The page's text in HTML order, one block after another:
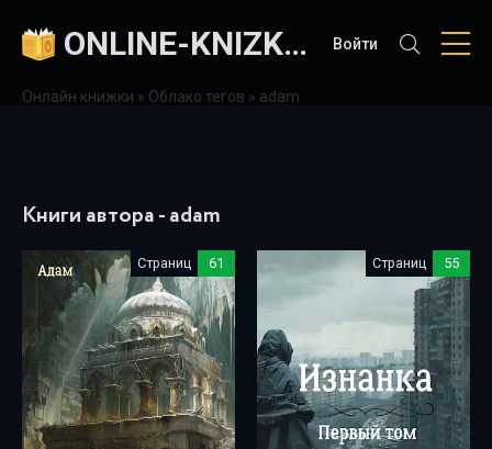
ONLINE-KNIZKI.COM Войти
Онлайн книжки » Облако тегов » adam
Книги автора - adam
Страниц 61 Страниц 55